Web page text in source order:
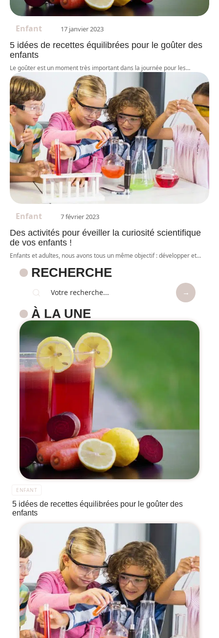
Enfant 17 janvier 2023
5 idées de recettes équilibrées pour le goûter des
enfants
Le goûter est un moment très important dans la journée pour les…
Enfant 7 février 2023
Des activités pour éveiller la curiosité scientifique
de vos enfants !
Enfants et adultes, nous avons tous un même objectif : développer et…
RECHERCHE
À LA UNE
ENFANT
5 idées de recettes équilibrées pour le goûter des
enfants